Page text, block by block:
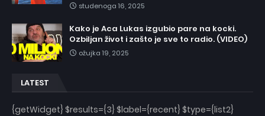
studenoga 16, 2025
Kako je Aca Lukas izgubio pare na kocki.
Ozbiljan život i zašto je sve to radio. (VIDEO)
ožujka 19, 2025
LATEST
{getWidget} $results={3} $label={recent} $type={list2}